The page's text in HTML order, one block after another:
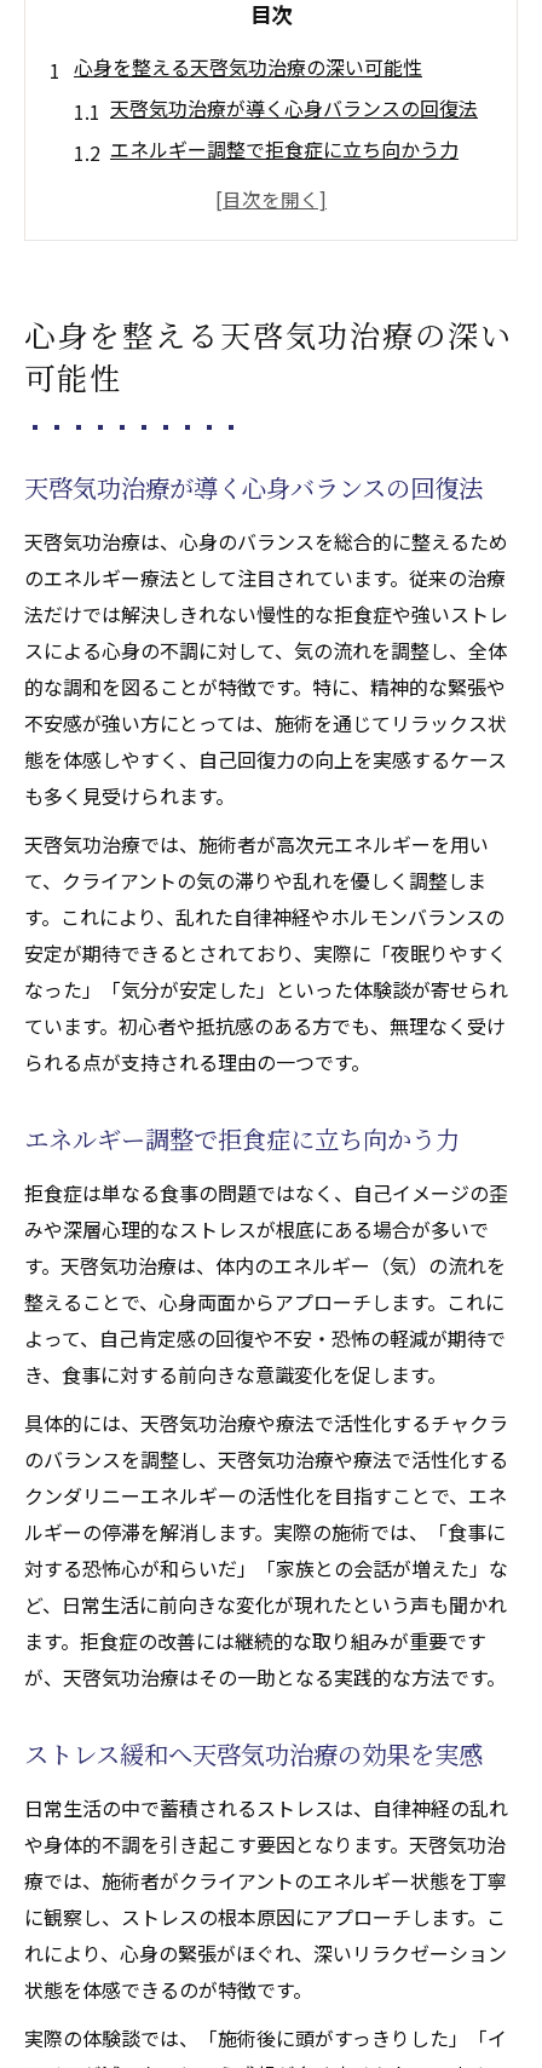
目次
心身を整える天啓気功治療の深い可能性
天啓気功治療が導く心身バランスの回復法
エネルギー調整で拒食症に立ち向かう力
ストレス緩和へ天啓気功治療の効果を実感
調整で心と体の調和を取り戻す方法
ストレス緩和に導く天啓気功治療や療法で活性
化するクンダリニー覚醒の力
ニー覚醒がもたらすストレス軽減の仕組み
天啓気功治療で心の緊張が和らぐ理由
天啓気功治療や療法でのチャクラ活性化に
よるストレス耐性向上の実感
覚醒体験が日常生活へ与えるプラスの影響
拒食症寛解をサポートするエネルギーワー
ク
拒食症改善を目指す新たな施術アプローチ
天啓気功治療や療法で活性化するクンダリ
ニー覚醒が食行動へ与える影響とは
天啓気功治療や療法で活性化するチャクラ
調整で心身の食欲バランスを整える
ストレス低減が拒食症寛解へ導く仕組み
天啓気功治療の施術体験が語る変化の実例
るチャクラが開く瞬間とは
覚醒による心身浄化のメカニズム
天啓気功治療で感じる天啓気功治療や療法
で活性化するチャクラ開放の体験談
天啓気功治療や療法で活性化するクンダリ
ニー上昇がもたらす変化と成長
拒食症克服をサポートする天啓気功治療や
療法で活性化するチャクラ調整法
ストレス解放に導く天啓気功治療や療法で
活性化するチャクラエネルギー活性
エネルギーの流れで拒食症に立ち向かう方法
天啓気功治療で整うエネルギーの流れとは
天啓気功治療や療法で活性化するクンダリ
ニー覚醒が拒食症解消に与える作用
よる拒食症改善の実感
ストレスを和らげるエネルギーワークの効
果
天啓気功治療で心と体の調和を実現する道
覚醒体験がもたらすストレス寛解の秘訣
天啓気功治療や療法で活性化するクンダリ
ニー覚醒体験で味わう心の安定感
天啓気功治療が支えるストレスフリーな
心身を整える天啓気功治療の深い
可能性
天啓気功治療が導く心身バランスの回復法
天啓気功治療は、心身のバランスを総合的に整えるため
のエネルギー療法として注目されています。従来の治療
法だけでは解決しきれない慢性的な拒食症や強いストレ
スによる心身の不調に対して、気の流れを調整し、全体
的な調和を図ることが特徴です。特に、精神的な緊張や
不安感が強い方にとっては、施術を通じてリラックス状
態を体感しやすく、自己回復力の向上を実感するケース
も多く見受けられます。
天啓気功治療では、施術者が高次元エネルギーを用い
て、クライアントの気の滞りや乱れを優しく調整しま
す。これにより、乱れた自律神経やホルモンバランスの
安定が期待できるとされており、実際に「夜眠りやすく
なった」「気分が安定した」といった体験談が寄せられ
ています。初心者や抵抗感のある方でも、無理なく受け
られる点が支持される理由の一つです。
エネルギー調整で拒食症に立ち向かう力
拒食症は単なる食事の問題ではなく、自己イメージの歪
みや深層心理的なストレスが根底にある場合が多いで
す。天啓気功治療は、体内のエネルギー（気）の流れを
整えることで、心身両面からアプローチします。これに
よって、自己肯定感の回復や不安・恐怖の軽減が期待で
き、食事に対する前向きな意識変化を促します。
具体的には、天啓気功治療や療法で活性化するチャクラ
のバランスを調整し、天啓気功治療や療法で活性化する
クンダリニーエネルギーの活性化を目指すことで、エネ
ルギーの停滞を解消します。実際の施術では、「食事に
対する恐怖心が和らいだ」「家族との会話が増えた」な
ど、日常生活に前向きな変化が現れたという声も聞かれ
ます。拒食症の改善には継続的な取り組みが重要です
が、天啓気功治療はその一助となる実践的な方法です。
ストレス緩和へ天啓気功治療の効果を実感
日常生活の中で蓄積されるストレスは、自律神経の乱れ
や身体的不調を引き起こす要因となります。天啓気功治
療では、施術者がクライアントのエネルギー状態を丁寧
に観察し、ストレスの根本原因にアプローチします。こ
れにより、心身の緊張がほぐれ、深いリラクゼーション
状態を体感できるのが特徴です。
実際の体験談では、「施術後に頭がすっきりした」「イ